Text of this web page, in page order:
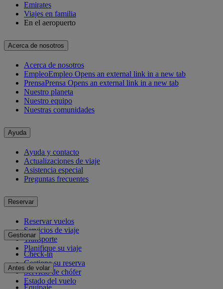
Emirates
Viajes en familia
En el aeropuerto
Acerca de nosotros
Acerca de nosotros
EmpleoEmpleo Opens an external link in a new tab
PrensaPrensa Opens an external link in a new tab
Nuestro planeta
Nuestro equipo
Nuestras comunidades
Ayuda
Ayuda y contacto
Actualizaciones de viaje
Asistencia especial
Preguntas frecuentes
Reservar
Reservar vuelos
Servicios de viaje
Transporte
Planifique su viaje
Gestionar
Check-in
Gestione su reserva
Servicio de chófer
Estado del vuelo
Antes de volar